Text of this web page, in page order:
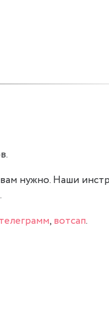
нужно. Наши
телеграмм, вотсап.